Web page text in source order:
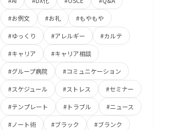
#お例文 #お礼 #もやもや
#ゆっくり #アレルギー #カルテ
#キャリア #キャリア相談
#グループ病院 #コミュニケーション
#スケジュール #ストレス #セミナー
#テンプレート #トラブル #ニュース
#ノート術 #ブラック #ブランク